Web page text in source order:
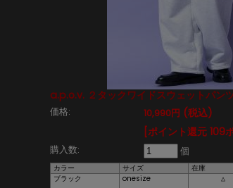
a.p.o.v. ２タックワイドスウェットパン
価格: 10,990円 (税込)
[ポイント還元 109
購入数: 個
カラー サイズ 在庫
ブラック
onesize △